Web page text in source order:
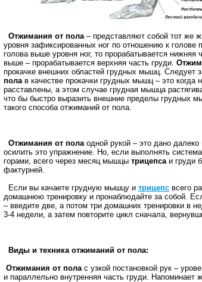
Отжимания от пола– представляют собой тот же
уровня зафиксированных ног по отношению к
голова выше уровня ног, то прорабатывается
выше – прорабатывается верхняя часть груди.
прокачке внешних областей грудных мышц. Следует
полав качестве прокачки грудных мышц – это когда
расставлены, а этом случае грудная мышца
что бы быстро выразить внешние пределы грудных
такого способа отжиманий от пола.
Отжимания от полаодной рукой – это дано
осилить это упражнение. Но, если выполнять
горами, всего через месяц мышцы трицепсаи груди
фактурней.
Если вы качаете грудную мышцу и трицепс всего
домашнюю тренировку и пронаблюдайте за собой.
– введите две, а потом три домашних тренировки в
3-4 недели, а затем повторите цикл сначала,
Виды и техника отжиманий от пола:
Отжимания от полас узкой постановкой рук –
и параллельно внутренняя часть груди.